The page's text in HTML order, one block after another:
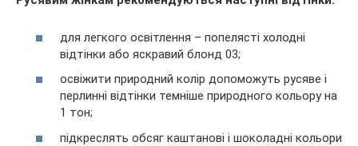
для легкого освітлення – попелясті холодні
відтінки або яскравий блонд 03;
освіжити природний колір допоможуть русяве і
перлинні відтінки темніше природного кольору на
1 тон;
підкреслять обсяг каштанові і шоколадні кольори